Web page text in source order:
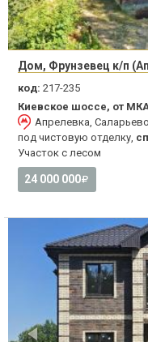
Дом, Фрунзевец к/п
код: 217-235
Киевское шоссе, от
Апрелевка,
под чистовую отделку,
Участок с лесом
24 000 000